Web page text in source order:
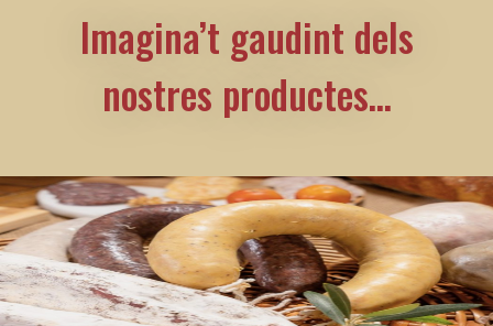
Imagina’t gaudint dels
nostres productes…